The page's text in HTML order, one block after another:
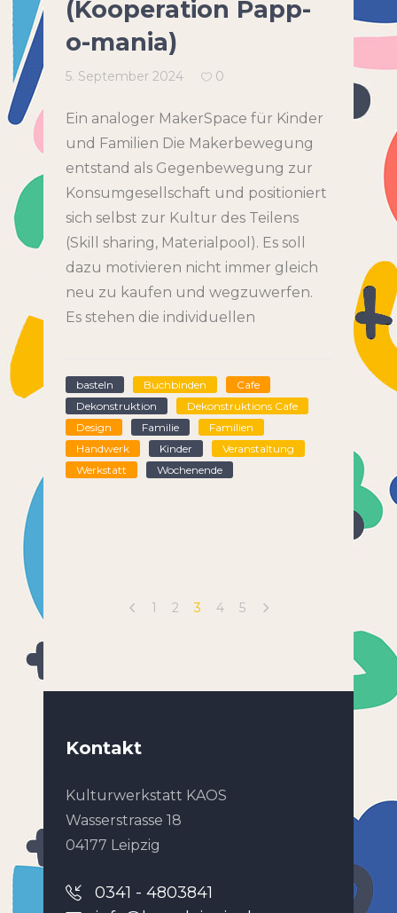
(Kooperation Papp-
o-mania)
5. September 2024 0
Ein analoger MakerSpace für Kinder
und Familien Die Makerbewegung
entstand als Gegenbewegung zur
Konsumgesellschaft und positioniert
sich selbst zur Kultur des Teilens
(Skill sharing, Materialpool). Es soll
dazu motivieren nicht immer gleich
neu zu kaufen und wegzuwerfen.
Es stehen die individuellen
basteln Buchbinden
Cafe
Dekonstruktion
Dekonstruktions Cafe
Design
Familie
Familien
Handwerk
Kinder
Veranstaltung
Werkstatt
Wochenende
1 2 3 4 5
Kontakt
Kulturwerkstatt KAOS
Wasserstrasse 18
04177 Leipzig
0341 - 4803841